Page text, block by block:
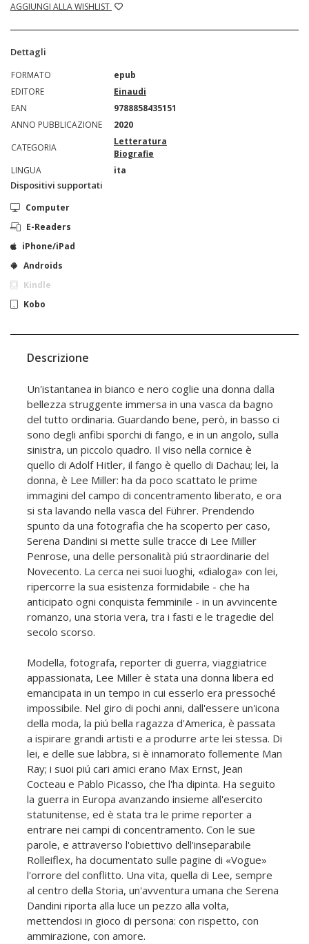
AGGIUNGI ALLA WISHLIST
Dettagli
FORMATO
epub
EDITORE
Einaudi
EAN
9788858435151
ANNO PUBBLICAZIONE
2020
CATEGORIA
Letteratura
Biografie
LINGUA
ita
Dispositivi supportati
Computer
E-Readers
iPhone/iPad
Androids
Kindle
Kobo
Descrizione
Un'istantanea in bianco e nero coglie una donna dalla
bellezza struggente immersa in una vasca da bagno
del tutto ordinaria. Guardando bene, però, in basso ci
sono degli anfibi sporchi di fango, e in un angolo, sulla
sinistra, un piccolo quadro. Il viso nella cornice è
quello di Adolf Hitler, il fango è quello di Dachau; lei, la
donna, è Lee Miller: ha da poco scattato le prime
immagini del campo di concentramento liberato, e ora
si sta lavando nella vasca del Führer. Prendendo
spunto da una fotografia che ha scoperto per caso,
Serena Dandini si mette sulle tracce di Lee Miller
Penrose, una delle personalità piú straordinarie del
Novecento. La cerca nei suoi luoghi, «dialoga» con lei,
ripercorre la sua esistenza formidabile - che ha
anticipato ogni conquista femminile - in un avvincente
romanzo, una storia vera, tra i fasti e le tragedie del
secolo scorso.
Modella, fotografa, reporter di guerra, viaggiatrice
appassionata, Lee Miller è stata una donna libera ed
emancipata in un tempo in cui esserlo era pressoché
impossibile. Nel giro di pochi anni, dall'essere un'icona
della moda, la piú bella ragazza d'America, è passata
a ispirare grandi artisti e a produrre arte lei stessa. Di
lei, e delle sue labbra, si è innamorato follemente Man
Ray; i suoi piú cari amici erano Max Ernst, Jean
Cocteau e Pablo Picasso, che l'ha dipinta. Ha seguito
la guerra in Europa avanzando insieme all'esercito
statunitense, ed è stata tra le prime reporter a
entrare nei campi di concentramento. Con le sue
parole, e attraverso l'obiettivo dell'inseparabile
Rolleiflex, ha documentato sulle pagine di «Vogue»
l'orrore del conflitto. Una vita, quella di Lee, sempre
al centro della Storia, un'avventura umana che Serena
Dandini riporta alla luce un pezzo alla volta,
mettendosi in gioco di persona: con rispetto, con
ammirazione, con amore.